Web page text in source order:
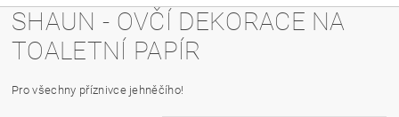
SHAUN - OVČÍ DEKORACE NA
TOALETNÍ PAPÍR
Pro všechny příznivce jehněčího!